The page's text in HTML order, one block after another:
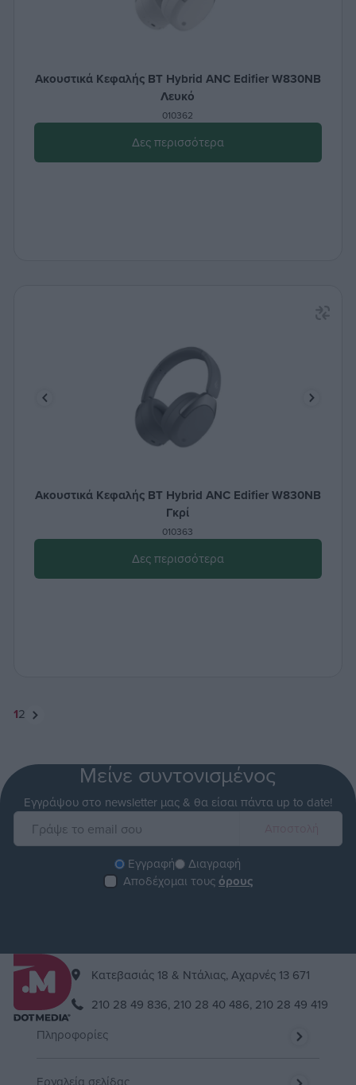
Ακουστικά Κεφαλής BT Hybrid ANC Edifier W830NB
Λευκό
010362
Δες περισσότερα
Ακουστικά Κεφαλής BT Hybrid ANC Edifier W830NB
Γκρί
010363
Δες περισσότερα
12
Μείνε συντονισμένος
Εγγράψου στο newsletter μας & θα είσαι πάντα up to date!
Εγγραφή
Διαγραφή
Αποδέχομαι τουςόρους
Kατεβασιάς 18 & Ντάλιας, Αχαρνές 13 671
210 28 49 836, 210 28 40 486, 210 28 49 419
Πληροφορίες